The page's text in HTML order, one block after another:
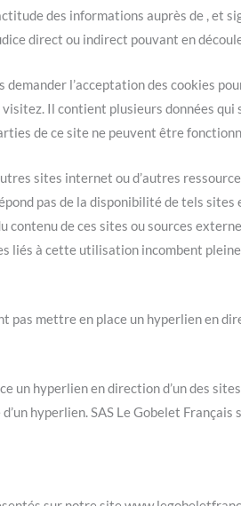
des informations auprès de , et
direct ou indirect pouvant en
l’acceptation des cookies
Il contient plusieurs données
de ce site ne peuvent être
sites internet ou d’autres
pas de la disponibilité de tels
de ces sites ou sources
liés à cette utilisation incombent
mettre en place un hyperlien en
hyperlien en direction d’un des
hyperlien. SAS Le Gobelet